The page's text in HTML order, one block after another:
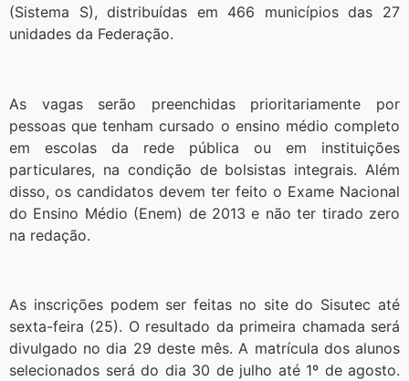
(Sistema S), distribuídas em 466 municípios das 27
unidades da Federação.
As vagas serão preenchidas prioritariamente por
pessoas que tenham cursado o ensino médio completo
em escolas da rede pública ou em instituições
particulares, na condição de bolsistas integrais. Além
disso, os candidatos devem ter feito o Exame Nacional
do Ensino Médio (Enem) de 2013 e não ter tirado zero
na redação.
As inscrições podem ser feitas no site do Sisutec até
sexta-feira (25). O resultado da primeira chamada será
divulgado no dia 29 deste mês. A matrícula dos alunos
selecionados será do dia 30 de julho até 1º de agosto.